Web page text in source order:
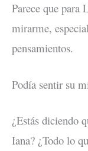
Parece que para
mirarme,
pensamientos.
Podía sentir su
¿Estás diciendo
Iana? ¿Todo lo